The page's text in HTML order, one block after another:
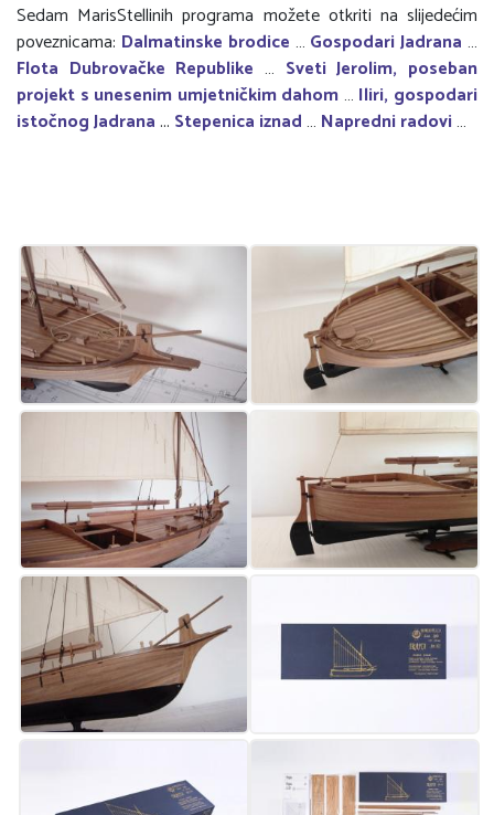
Sedam MarisStellinih programa možete otkriti na slijedećim
poveznicama: Dalmatinske brodice … Gospodari Jadrana …
Flota Dubrovačke Republike … Sveti Jerolim, poseban
projekt s unesenim umjetničkim dahom… Iliri, gospodari
istočnog Jadrana... Stepenica iznad… Napredni radovi…